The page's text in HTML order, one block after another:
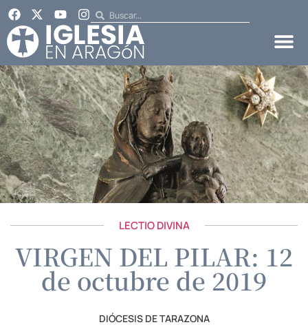
LECTIO DIVINA
VIRGEN DEL PILAR: 12
de octubre de 2019
DIÓCESIS DE TARAZONA